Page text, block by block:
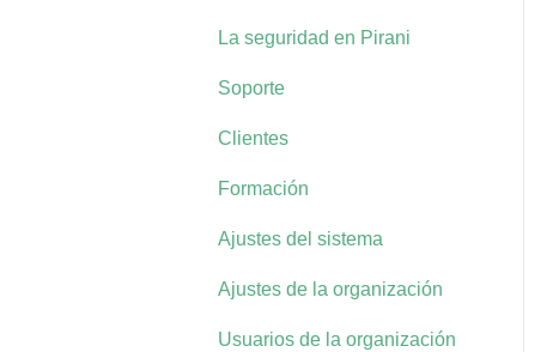
La seguridad en Pirani
Soporte
Clientes
Formación
Ajustes del sistema
Ajustes de la organización
Usuarios de la organización